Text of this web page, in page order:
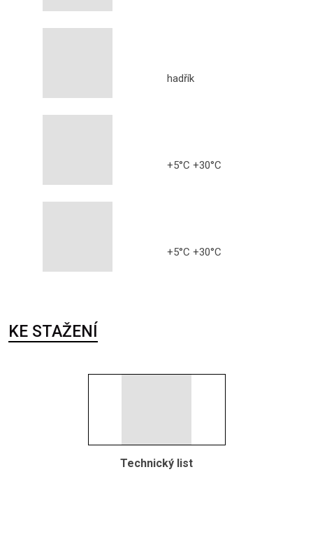
hadřík
+5°C +30°C
+5°C +30°C
KE STAŽENÍ
Technický list